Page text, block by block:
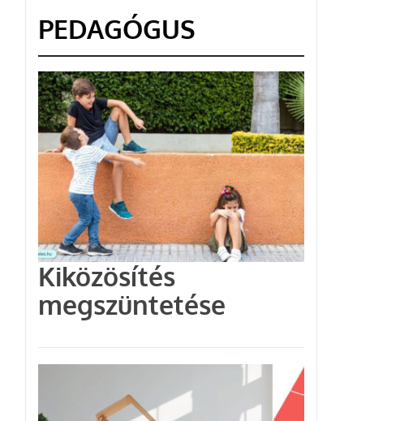
PEDAGÓGUS
Kiközösítés
megszüntetése